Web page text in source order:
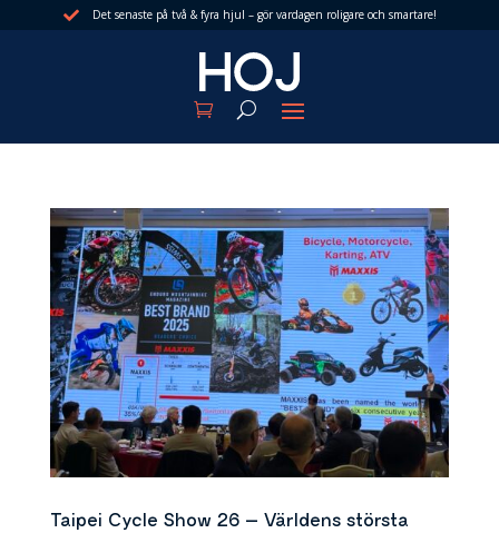
 Det senaste på två & fyra hjul – gör vardagen roligare och smartare!
Taipei Cycle Show 26 – Världens största